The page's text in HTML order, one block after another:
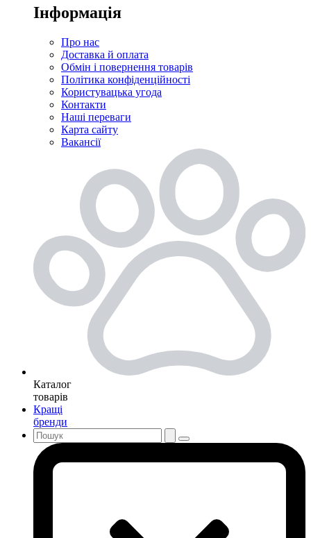
Інформація
Про нас
Доставка й оплата
Обмін і повернення товарів
Політика конфіденційності
Користувацька угода
Контакти
Наші переваги
Карта сайту
Вакансії
Каталог
товарів
Кращі
бренди